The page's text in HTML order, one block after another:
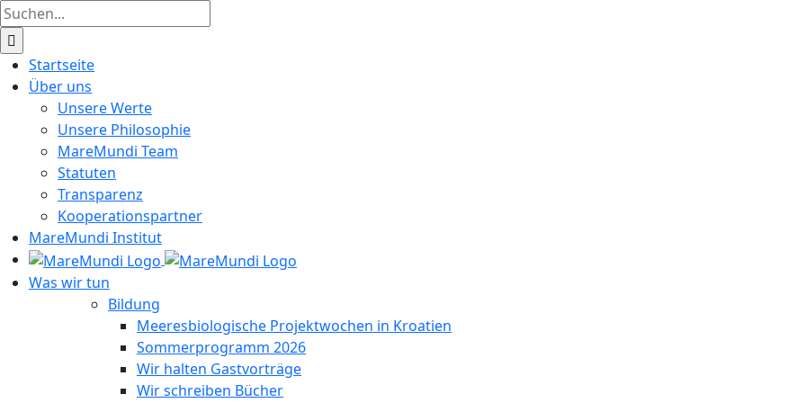
Zum
Inhalt
springen
Suche
nach:
Startseite
Über uns
Unsere Werte
Unsere Philosophie
MareMundi Team
Statuten
Transparenz
Kooperationspartner
MareMundi Institut
Was wir tun
Bildung
Meeresbiologische Projektwochen in Kroatien
Sommerprogramm 2026
Wir halten Gastvorträge
Wir schreiben Bücher